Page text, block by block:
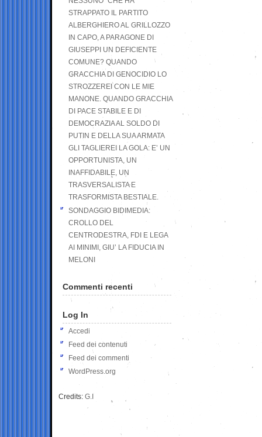
STRAPPATO IL PARTITO
ALBERGHIERO AL GRILLOZZO
IN CAPO, A PARAGONE DI
GIUSEPPI UN DEFICIENTE
COMUNE? QUANDO
GRACCHIA DI GENOCIDIO LO
STROZZEREI CON LE MIE
MANONE. QUANDO GRACCHIA
DI PACE STABILE E DI
DEMOCRAZIA AL SOLDO DI
PUTIN E DELLA SUA ARMATA
GLI TAGLIEREI LA GOLA: E’ UN
OPPORTUNISTA, UN
INAFFIDABILE, UN
TRASVERSALISTA E
TRASFORMISTA BESTIALE.
SONDAGGIO BIDIMEDIA:
CROLLO DEL
CENTRODESTRA, FDI E LEGA
AI MINIMI, GIU’ LA FIDUCIA IN
MELONI
Commenti recenti
Log In
Accedi
Feed dei contenuti
Feed dei commenti
WordPress.org
Credits: G.I